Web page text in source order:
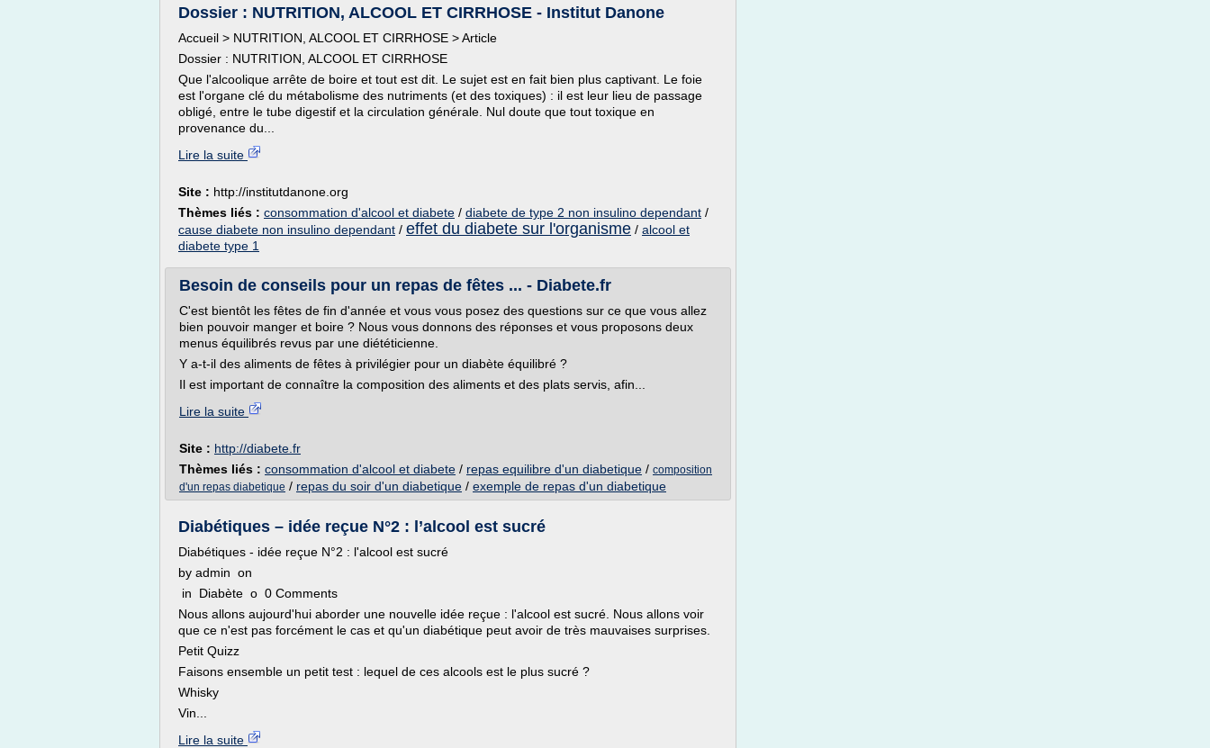
Dossier : NUTRITION, ALCOOL ET CIRRHOSE - Institut Danone
Accueil > NUTRITION, ALCOOL ET CIRRHOSE > Article
Dossier : NUTRITION, ALCOOL ET CIRRHOSE
Que l'alcoolique arrête de boire et tout est dit. Le sujet est en fait bien plus captivant. Le foie
est l'organe clé du métabolisme des nutriments (et des toxiques) : il est leur lieu de passage
obligé, entre le tube digestif et la circulation générale. Nul doute que tout toxique en
provenance du...
Lire la suite
Site : http://institutdanone.org
Thèmes liés : consommation d'alcool et diabete / diabete de type 2 non insulino dependant /
cause diabete non insulino dependant / effet du diabete sur l'organisme / alcool et
diabete type 1
Besoin de conseils pour un repas de fêtes ... - Diabete.fr
C'est bientôt les fêtes de fin d'année et vous vous posez des questions sur ce que vous allez
bien pouvoir manger et boire ? Nous vous donnons des réponses et vous proposons deux
menus équilibrés revus par une diététicienne.
Y a-t-il des aliments de fêtes à privilégier pour un diabète équilibré ?
Il est important de connaître la composition des aliments et des plats servis, afin...
Lire la suite
Site : http://diabete.fr
Thèmes liés : consommation d'alcool et diabete / repas equilibre d'un diabetique / composition
d'un repas diabetique / repas du soir d'un diabetique / exemple de repas d'un diabetique
Diabétiques – idée reçue N°2 : l’alcool est sucré
Diabétiques - idée reçue N°2 : l'alcool est sucré
by admin on
in Diabète o 0 Comments
Nous allons aujourd'hui aborder une nouvelle idée reçue : l'alcool est sucré. Nous allons voir
que ce n'est pas forcément le cas et qu'un diabétique peut avoir de très mauvaises surprises.
Petit Quizz
Faisons ensemble un petit test : lequel de ces alcools est le plus sucré ?
Whisky
Vin...
Lire la suite